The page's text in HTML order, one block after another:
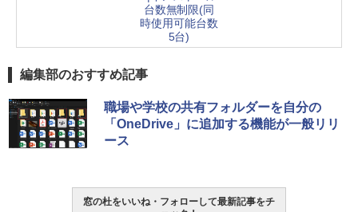
台数無制限(同
時使用可能台数
5台)
編集部のおすすめ記事
職場や学校の共有フォルダーを自分の
「OneDrive」に追加する機能が一般リリ
ース
窓の杜をいいね・フォローして最新記事をチ